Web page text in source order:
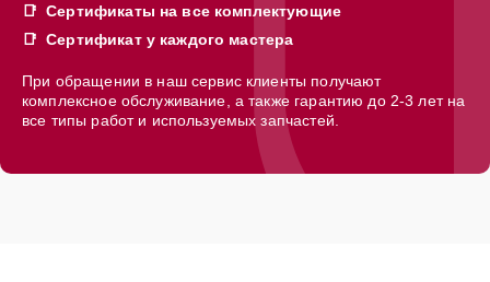
Сертификаты на все комплектующие
Сертификат у каждого мастера
При обращении в наш сервис клиенты получают
комплексное обслуживание, а также гарантию до 2-3 лет на
все типы работ и используемых запчастей.